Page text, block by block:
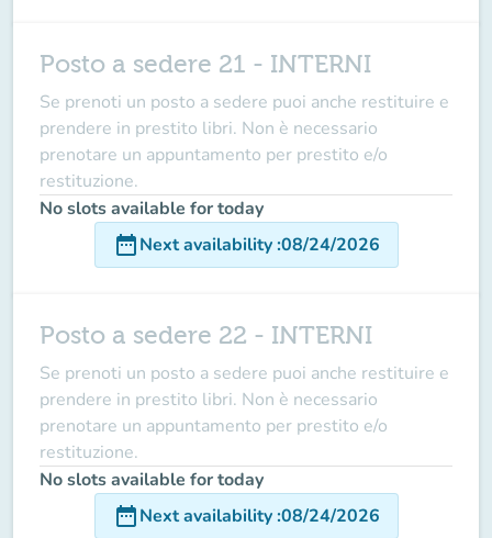
Posto a sedere 21 - INTERNI
Se prenoti un posto a sedere puoi anche restituire e
prendere in prestito libri. Non è necessario
prenotare un appuntamento per prestito e/o
restituzione.
No slots available for today
date_rangeNext availability:08/24/2026
Posto a sedere 22 - INTERNI
Se prenoti un posto a sedere puoi anche restituire e
prendere in prestito libri. Non è necessario
prenotare un appuntamento per prestito e/o
restituzione.
No slots available for today
date_rangeNext availability:08/24/2026